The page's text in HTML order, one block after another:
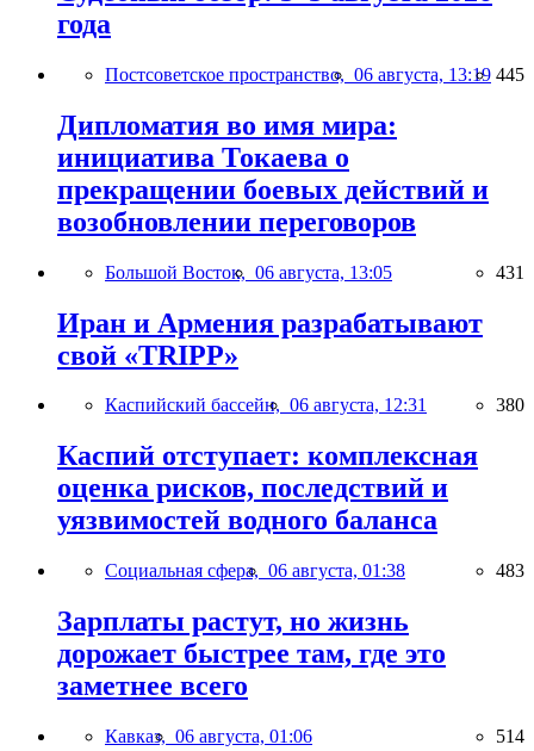
года
Постсоветское пространство, 06 августа, 13:19 445
Дипломатия во имя мира:
инициатива Токаева о
прекращении боевых действий и
возобновлении переговоров
Большой Восток, 06 августа, 13:05 431
Иран и Армения разрабатывают
свой «TRIPP»
Каспийский бассейн, 06 августа, 12:31 380
Каспий отступает: комплексная
оценка рисков, последствий и
уязвимостей водного баланса
Социальная сфера, 06 августа, 01:38 483
Зарплаты растут, но жизнь
дорожает быстрее там, где это
заметнее всего
Кавказ, 06 августа, 01:06 514